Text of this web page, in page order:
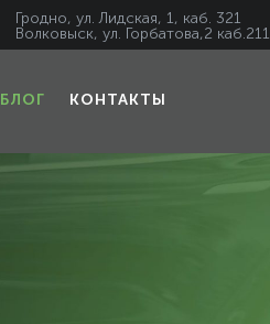
Гродно, ул. Лидская, 1, каб. 321
Волковыск, ул. Горбатова,2 каб.211
БЛОГ КОНТАКТЫ